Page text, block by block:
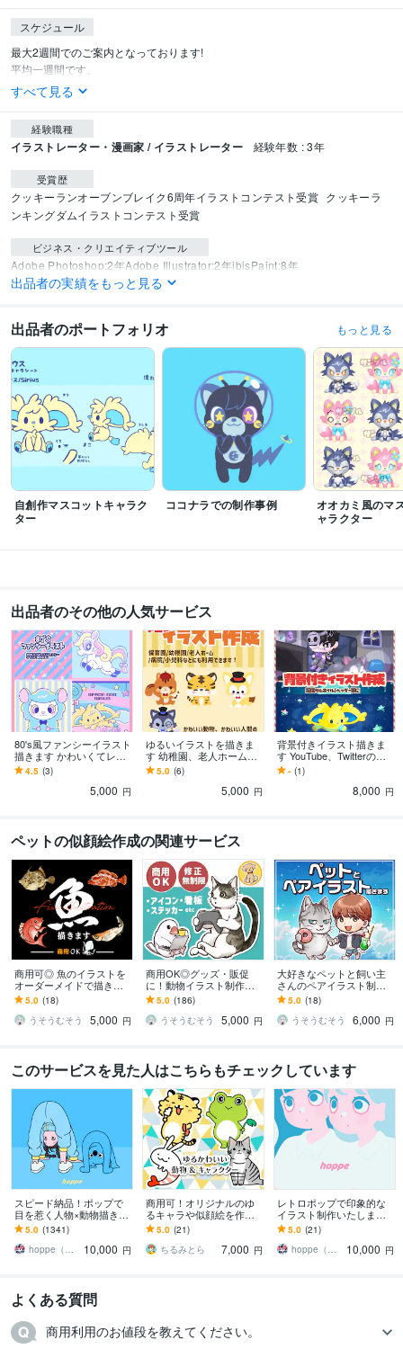
スケジュール
最大2週間でのご案内となっております!
平均一週間です。
すべて見る
経験職種
イラストレーター・漫画家 / イラストレーター 経験年数 : 3年
受賞歴
クッキーランオーブンブレイク6周年イラストコンテスト受賞 クッキーラ
ンキングダムイラストコンテスト受賞
ビジネス・クリエイティブツール
Adobe Photoshop:2年Adobe Illustrator:2年ibisPaint:8年
イラスト
イラスト作成・漫画制作 ドット絵イラスト
イラスト
出品者の実績をもっと見る
出品者のポートフォリオ もっと見る
自創作マスコットキャラク
ター
ココナラでの制作事例
オオカミ風のマ
ャラクター
出品者のその他の人気サービス
80's風ファンシーイラスト
描きます かわいくてレト
ロポップなイラスト得意
です！
4.5 (3)
5,000 円
ゆるいイラストを描きま
す 幼稚園、老人ホーム、
病院、知育アプリにも！
5.0 (6)
5,000 円
背景付きイラスト描きま
す YouTube、Twitterのヘ
ッダーなどに！
- (1)
8,000 円
ペットの似顔絵作成の関連サービス
商用可◎ 魚のイラストを
オーダーメイドで描きま
す シンプルさが使いやす
い◎ステッカー・アイコ
ン・グッズなどに
5.0 (18)
うそうむそう
5,000 円
商用OK◎グッズ・販促
に！動物イラスト制作し
ます アイコン・ロゴ・ス
テッカーなど用途から丁
寧にヒアリングします
5.0 (186)
うそうむそう
5,000 円
大好きなペットと飼い主
さんのペアイラスト制作
します ずっと残る思い出
として丁寧にお描きしま
す！グッズやアイコンに
5.0 (18)
うそうむそう
6,000 円
このサービスを見た人はこちらもチェックしています
スピード納品！ポップで
目を惹く人物×動物描きま
す 挿絵・動画・グッズな
ど鮮やかな配色で個性を
出したい方へ
5.0 (1341)
hoppe（ほっぺ）
10,000 円
商用可！オリジナルのゆ
るキャラや似顔絵を作成
します ゆるい・かわい
い・脱力・シンプル！キ
ャラデザも大歓迎です！
5.0 (21)
ちるみとら
7,000 円
レトロポップで印象的な
イラスト制作いたします
主線なし×鮮やかな配色
で、アイコン・グッズで
個性をだします
5.0 (21)
hoppe（ほっぺ）
10,000 円
よくある質問
商用利用のお値段を教えてください。